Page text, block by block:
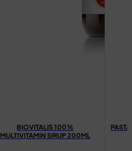
BIOVITALIS 100%
MULTIVITAMIN SIRUP 200ML